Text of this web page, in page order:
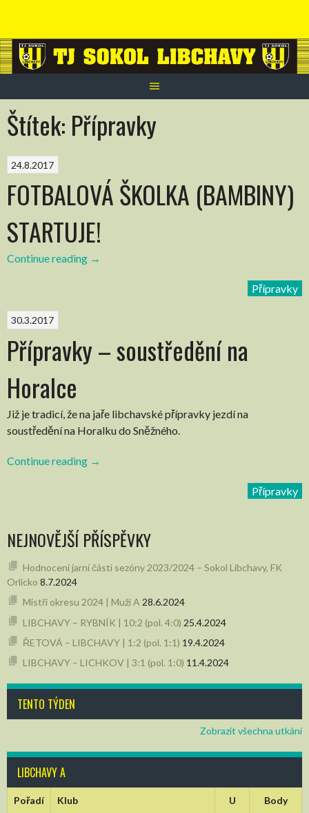
content
Štítek: Přípravky
24.8.2017
FOTBALOVÁ ŠKOLKA (BAMBINY)
STARTUJE!
Continue reading “FOTBALOVÁ
→
Přípravky
30.3.2017
Přípravky – soustředění na
Horalce
Již je tradicí, že na jaře libchavské přípravky jezdí na
soustředění na Horalku do Sněžného.
Continue reading “Přípravky
Horalce”
→
Přípravky
NEJNOVĚJŠÍ PŘÍSPĚVKY
Hodnocení jarní části sezóny 2023/2024 – Sokol Libchavy, FK
Orlicko 8.7.2024
Mistři okresu 2024 | Muži A 28.6.2024
LIBCHAVY – RYBNÍK | 10:2 (pol. 4:0) 25.4.2024
ŘETOVÁ – LIBCHAVY | 1:2 (pol. 1:1) 19.4.2024
LIBCHAVY – LICHKOV | 3:1 (pol. 1:0) 11.4.2024
TENTO TÝDEN
Zobrazit všechna utkání
LIBCHAVY A
Pořadí Klub U Body